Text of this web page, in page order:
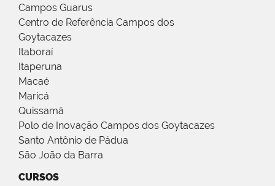
Campos Guarus
Centro de Referência Campos dos
Goytacazes
Itaboraí
Itaperuna
Macaé
Maricá
Quissamã
Polo de Inovação Campos dos Goytacazes
Santo Antônio de Pádua
São João da Barra
CURSOS